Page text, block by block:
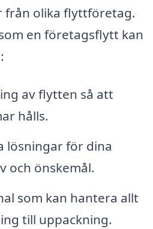
från olika flyttföretag.
en företagsflytt kan
av flytten så att
hålls.
lösningar för dina
och önskemål.
som kan hantera allt
till uppackning.